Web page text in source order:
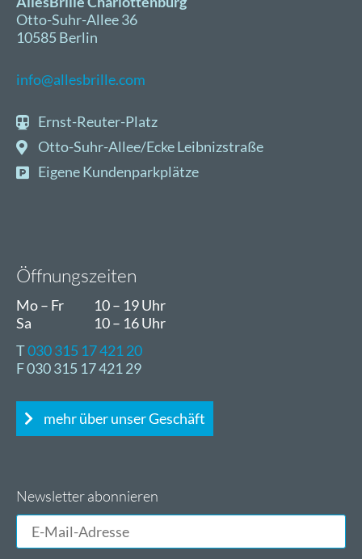
Otto-Suhr-Allee 36
10585 Berlin
info@allesbrille.com
Ernst-Reuter-Platz
Otto-Suhr-Allee/Ecke Leibnizstraße
Eigene Kundenparkplätze
Öffnungszeiten
Mo – Fr
10 – 19 Uhr
Sa
10 – 16 Uhr
T030 315 17 421 20
F 030 315 17 421 29
mehr über unser Geschäft
Newsletter abonnieren
E-
Mail-